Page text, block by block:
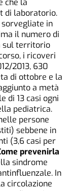
che la
di laboratorio.
sorvegliate in
il numero di
sul territorio
i ricoveri
2013, 630
di ottobre e la
a metà
di 13 casi ogni
pediatrica.
persone
sebbene in
(3,6 casi per
prevenirla
sindrome
In
circolazione